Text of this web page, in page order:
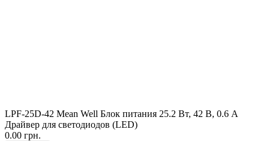
LPF-25D-42 Mean Well Блок питания 25.2 Вт, 42 В, 0.6 А
Драйвер для светодиодов (LED)
0.00 грн.